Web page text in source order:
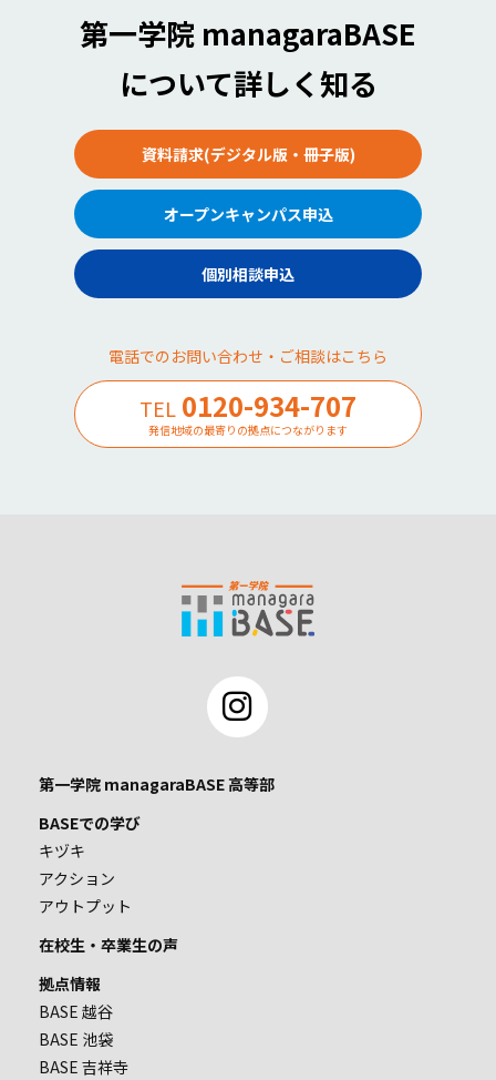
第一学院 managaraBASE
について詳しく知る
資料請求(デジタル版・冊子版)
オープンキャンパス申込
個別相談申込
電話でのお問い合わせ・ご相談はこちら
TEL 0120-934-707
発信地域の最寄りの拠点につながります
第一学院 managaraBASE 高等部
BASEでの学び
キヅキ
アクション
アウトプット
在校生・卒業生の声
拠点情報
BASE 越谷
BASE 池袋
BASE 吉祥寺